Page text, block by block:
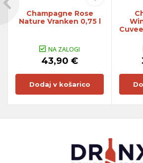
Champagne Rose
Nature Vranken 0,75 l
NA ZALOGI
43,90 €
Dodaj v košarico